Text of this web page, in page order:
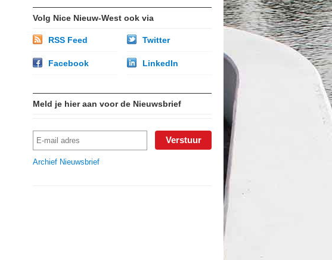
Volg Nice Nieuw-West ook via
RSS Feed Twitter
Facebook LinkedIn
Meld je hier aan voor de Nieuwsbrief
Archief Nieuwsbrief